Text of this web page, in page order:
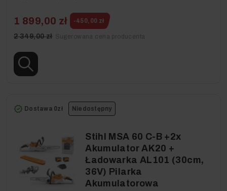
1 899,00 zł -450,00 zł
2 349,00 zł
Niedostępny
Dostawa 0zł
Stihl MSA 60 C-B +2x
Akumulator AK20 +
Ładowarka AL101 (30cm,
36V) Pilarka
Akumulatorowa